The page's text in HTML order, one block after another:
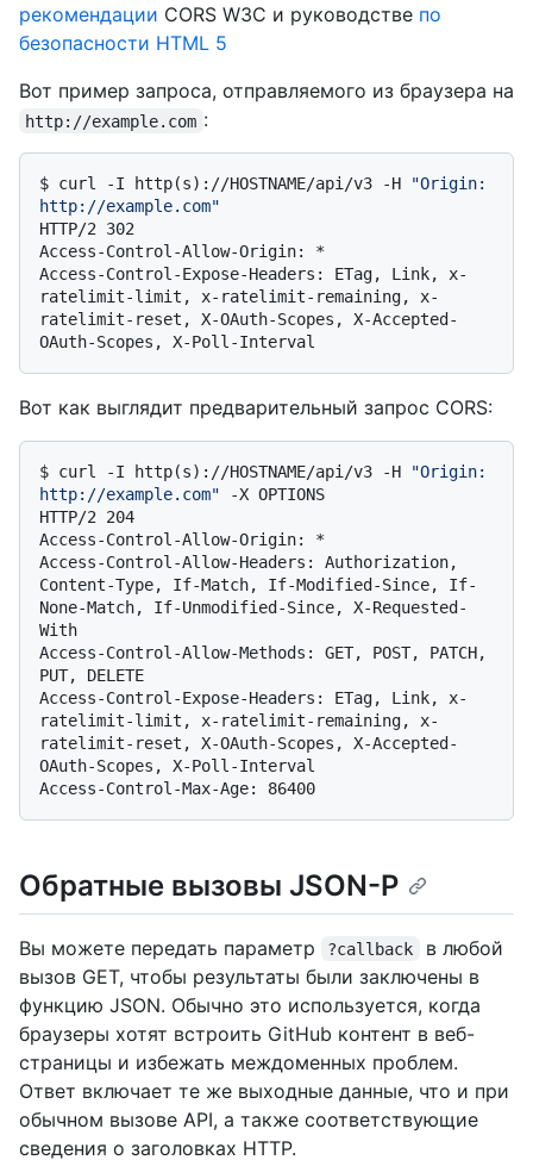
рекомендации CORS W3C и руководстве по
безопасности HTML 5
Вот пример запроса, отправляемого из браузера на
http://example.com :
$ curl -I http(s)://HOSTNAME/api/v3 -H
"Origin:
http://example.com"
HTTP/2 302
Access-Control-Allow-Origin: *
Access-Control-Expose-Headers: ETag, Link, x-
ratelimit-limit, x-ratelimit-remaining, x-
ratelimit-reset, X-OAuth-Scopes, X-Accepted-
Вот как выглядит предварительный запрос CORS:
$ curl -I http(s)://HOSTNAME/api/v3 -H
"Origin:
http://example.com" -X OPTIONS
HTTP/2 204
Access-Control-Allow-Origin: *
Access-Control-Allow-Headers: Authorization,
Content-Type, If-Match, If-Modified-Since, If-
None-Match, If-Unmodified-Since, X-Requested-
With
Access-Control-Allow-Methods: GET, POST, PATCH,
PUT, DELETE
Access-Control-Expose-Headers: ETag, Link, x-
ratelimit-limit, x-ratelimit-remaining, x-
ratelimit-reset, X-OAuth-Scopes, X-Accepted-
OAuth-Scopes, X-Poll-Interval
Обратные вызовы JSON-P
Вы можете передать параметр ?callback
в любой
вызов GET, чтобы результаты были заключены в
функцию JSON. Обычно это используется, когда
браузеры хотят встроить GitHub контент в веб-
страницы и избежать междоменных проблем.
Ответ включает те же выходные данные, что и при
обычном вызове API, а также соответствующие
сведения о заголовках HTTP.